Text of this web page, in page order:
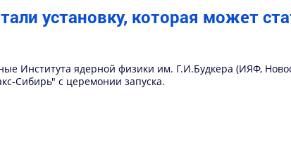
установку, которая может
Института ядерной физики им. Г.И.Будкера (ИЯФ,
Сибирь" с церемонии запуска.